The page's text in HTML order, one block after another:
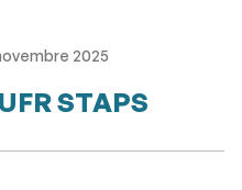
2025
STAPS